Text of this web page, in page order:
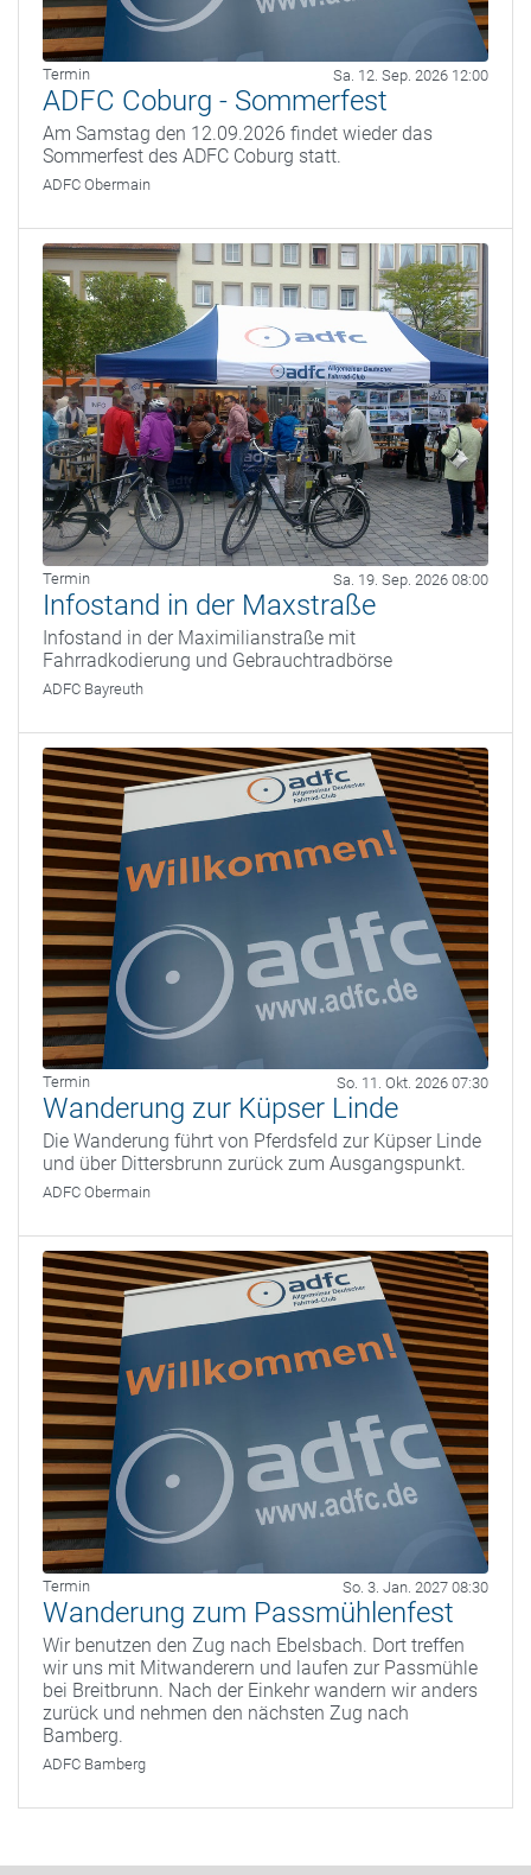
Termin Sa. 12. Sep. 2026 12:00
ADFC Coburg - Sommerfest
Am Samstag den 12.09.2026 findet wieder das
Sommerfest des ADFC Coburg statt.
ADFC Obermain
Termin Sa. 19. Sep. 2026 08:00
Infostand in der Maxstraße
Infostand in der Maximilianstraße mit
Fahrradkodierung und Gebrauchtradbörse
ADFC Bayreuth
Termin So. 11. Okt. 2026 07:30
Wanderung zur Küpser Linde
Die Wanderung führt von Pferdsfeld zur Küpser Linde
und über Dittersbrunn zurück zum Ausgangspunkt.
ADFC Obermain
Termin So. 3. Jan. 2027 08:30
Wanderung zum Passmühlenfest
Wir benutzen den Zug nach Ebelsbach. Dort treffen
wir uns mit Mitwanderern und laufen zur Passmühle
bei Breitbrunn. Nach der Einkehr wandern wir anders
zurück und nehmen den nächsten Zug nach
Bamberg.
ADFC Bamberg